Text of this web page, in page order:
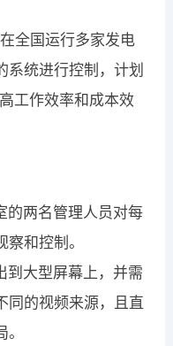
全国运行多家发电
系统进行控制，计划
工作效率和成本效
的两名管理人员对每
和控制。
到大型屏幕上，并需
同的视频来源，且直